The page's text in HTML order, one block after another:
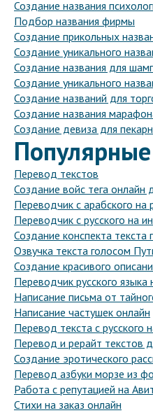
Создание названия
Подбор названия фирмы
Создание прикольных
Создание уникального
Создание названия для
Создание уникального
Создание названий для
Создание названия
Создание девиза для
Перевод текстов
Создание войс тега онлайн
Переводчик с арабского на
Переводчик с русского на
Создание конспекта текста
Озвучка текста голосом
Создание красивого
Переводчик русского языка
Написание письма от
Написание частушек онлайн
Перевод текста с русского
Перевод и рерайт текстов
Создание эротического
Перевод азбуки морзе из
Работа с репутацией на
Стихи на заказ онлайн